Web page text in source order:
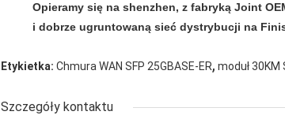
Opieramy się na shenzhen, z fabryką Joint
i dobrze ugruntowaną sieć dystrybucji na
Etykietka: Chmura WAN SFP 25GBASE-ER, moduł 30KM
Szczegóły kontaktu